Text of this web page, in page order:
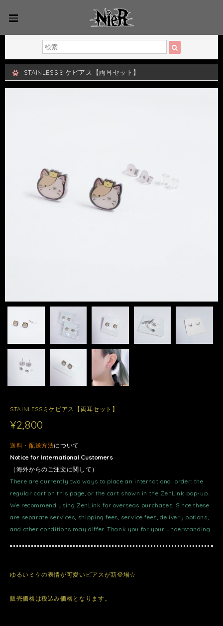
STAINLESSミケピアス【両耳セット】
STAINLESSミケピアス【両耳セット】
¥2,800
送料・配送方法について
Notice for International Customers
（海外からのご注文に関して）
There are currently two ways to place an international order: the
regular cart on this page, or the cart shown in the ZenLink pop-up.
We recommend using ZenLink for overseas purchases. Since these
are separate services, shipping fees, service fees, delivery options,
and other conditions may differ. Thank you for your understanding.
ゆるいミケの表情が可愛いピアスが新登場☆
販売価格は税込み価格となります。